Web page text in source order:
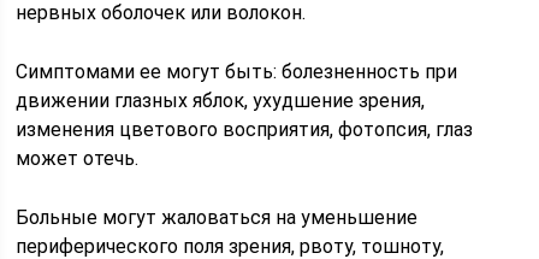
нервных оболочек или волокон.
Симптомами ее могут быть: болезненность при
движении глазных яблок, ухудшение зрения,
изменения цветового восприятия, фотопсия, глаз
может отечь.
Больные могут жаловаться на уменьшение
периферического поля зрения, рвоту, тошноту,